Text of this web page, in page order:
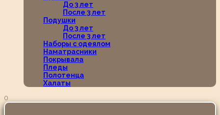
До 3 лет
После 3 лет
Подушки
До 3 лет
После 3 лет
Наборы с одеялом
Наматрасники
Покрывала
Пледы
Полотенца
Халаты
0